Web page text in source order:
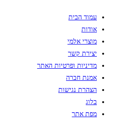
עמוד הבית
אודות
מוצרי אלמי
יצירת קשר
מדיניות ופרטיות האתר
אמנת חברה
הצהרת נגישות
בלוג
מפת אתר